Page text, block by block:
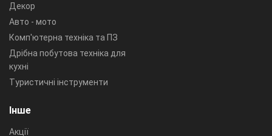
Декор
Авто - мото
Комп'ютерна техніка та ПЗ
Дрібна побутова техніка для
кухні
Туристичні інструменти
Інше
Акції